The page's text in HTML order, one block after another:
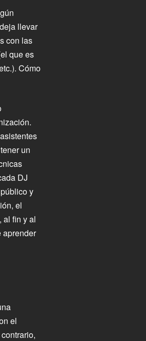
llevar
con las
que es
Cómo
un
DJ
y
el
al fin y al
aprender
el